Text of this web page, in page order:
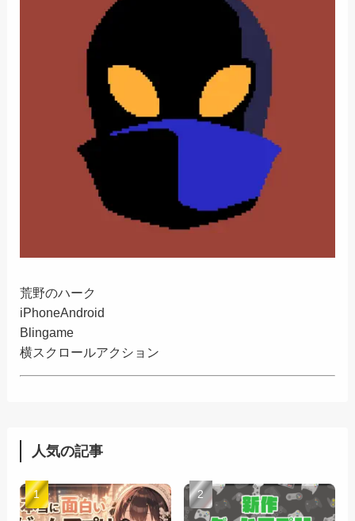
荒野のハーク
iPhoneAndroid
Blingame
横スクロールアクション
人気の記事